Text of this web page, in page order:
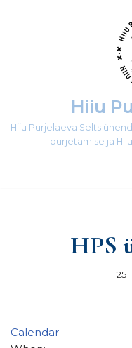
Hiiu
Hiiu Purjelaeva Selts
purjetamise ja
HPS
Calendar